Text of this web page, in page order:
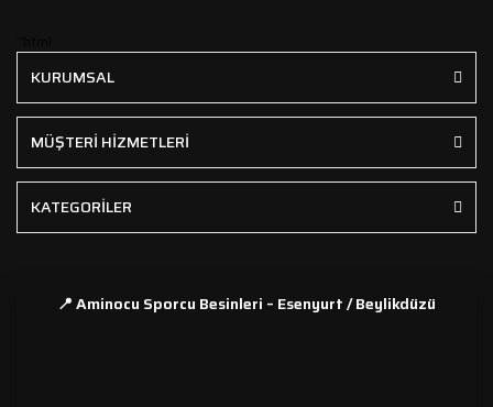
KURUMSAL
MÜŞTERİ HİZMETLERİ
KATEGORİLER
📍 Aminocu Sporcu Besinleri – Esenyurt / Beylikdüzü